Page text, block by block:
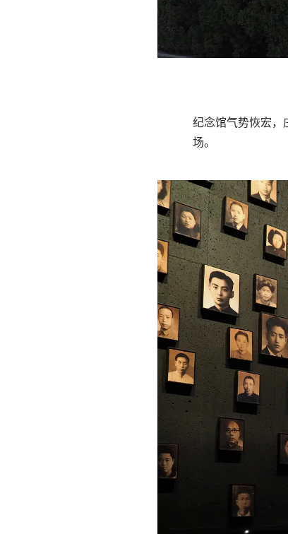
纪念馆气势恢宏，
场。